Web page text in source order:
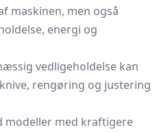
maskinen, men også
energi og
vedligeholdelse kan
rengøring og justering
modeller med kraftigere